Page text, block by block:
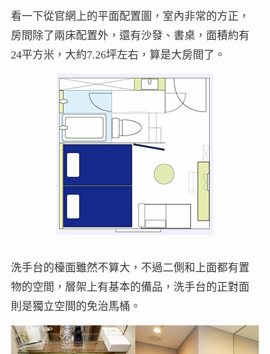
看一下從官網上的平面配置圖，室內非常的方正，
房間除了兩床配置外，還有沙發、書桌，面積約有
24平方米，大約7.26坪左右，算是大房間了。
洗手台的檯面雖然不算大，不過二側和上面都有置
物的空間，層架上有基本的備品，洗手台的正對面
則是獨立空間的免治馬桶。